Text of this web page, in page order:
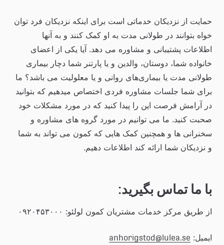
n
و نزدیکان شما ارائه کند اطلاعات دهیم.
با ما تماس بگیرید:
از طریق مرکز خدمات مشتریان کمون لولئو: ۰۹۲۰۴۵۳۰۰۰
ایمیل: anhorigstod@lulea.se